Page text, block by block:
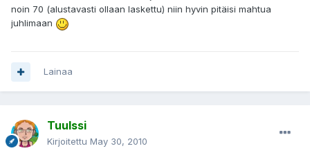
noin 70 (alustavasti ollaan laskettu) niin hyvin pitäisi mahtua
juhlimaan
Lainaa
Tuulssi
Kirjoitettu May 30, 2010